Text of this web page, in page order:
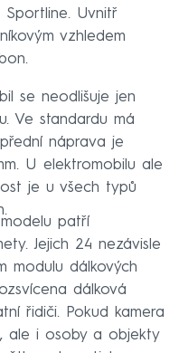
Uvnitř
vzhledem
se neodlišuje jen
Ve standardu má
náprava je
U elektromobilu ale
je u všech typů
patří
Jejich 24 nezávisle
modulu dálkových
dálková
řidiči. Pokud kamera
ale i osoby a objekty